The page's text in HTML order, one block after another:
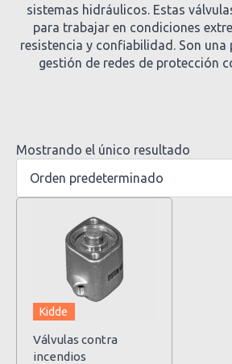
sistemas hidráulicos. Estas
para trabajar en condiciones
resistencia y confiabilidad. Son una
gestión de redes de protección
Mostrando el único resultado
Kidde
Válvulas contra
incendios